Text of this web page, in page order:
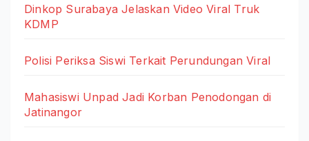
Dinkop Surabaya Jelaskan Video Viral Truk
KDMP
Polisi Periksa Siswi Terkait Perundungan Viral
Mahasiswi Unpad Jadi Korban Penodongan di
Jatinangor